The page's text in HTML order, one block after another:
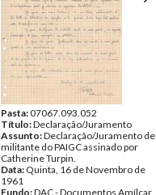
Pasta:07067.093.052
Título:Declaração/Juramento
Assunto:Declaração/Juramento de
militante do PAIGC assinado por
Catherine Turpin.
Data: Quinta, 16 de Novembro de
1961
Fundo:DAC - Documentos Amílcar